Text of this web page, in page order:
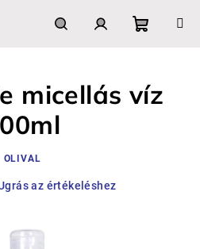
micellás víz
OLIVAL
az értékeléshez